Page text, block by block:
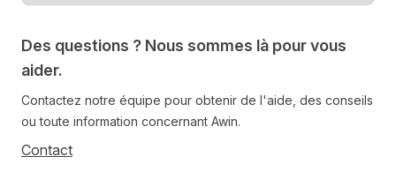
Des questions ? Nous sommes là pour vous
aider.
Contactez notre équipe pour obtenir de l'aide, des conseils
ou toute information concernant Awin.
Contact